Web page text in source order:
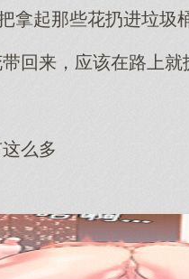
拿起那些花扔进垃圾
回来，应该在路上就
么多